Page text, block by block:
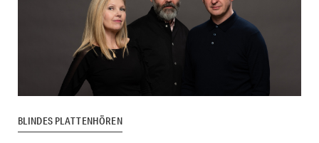
BLINDES PLATTENHÖREN